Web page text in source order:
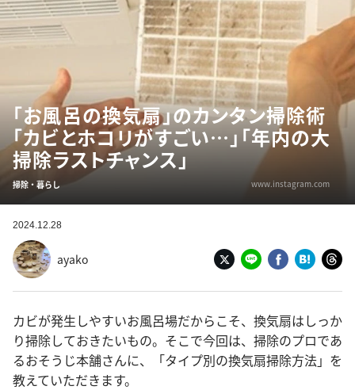
「お風呂の換気扇」のカンタン掃除術
「カビとホコリがすごい…」「年内の大
掃除ラストチャンス」
掃除・暮らし www.instagram.com
2024.12.28
ayako
カビが発生しやすいお風呂場だからこそ、換気扇はしっか
り掃除しておきたいもの。そこで今回は、掃除のプロであ
るおそうじ本舗さんに、「タイプ別の換気扇掃除方法」を
教えていただきます。